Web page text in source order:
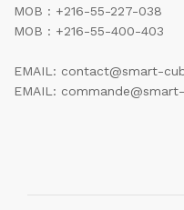
MOB : +216-55-227-038
MOB : +216-55-400-403
EMAIL: contact@smart-
EMAIL: